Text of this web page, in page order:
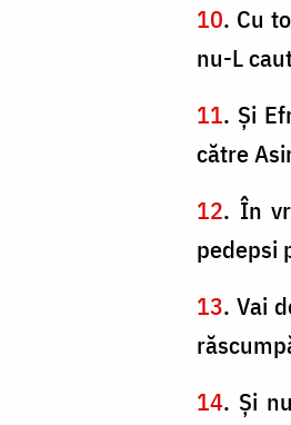
10. Cu
nu-L
11. Şi
către
12. În
pedepsi
13. Vai
14. Şi